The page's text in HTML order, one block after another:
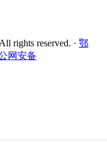
rights reserved. · 鄂
网安备